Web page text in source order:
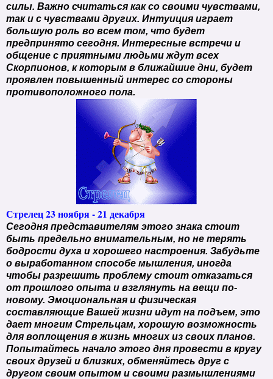
силы. Важно считаться как со своими чувствами,
так и с чувствами других. Интуиция играет
большую роль во всем том, что будет
предпринято сегодня. Интересные встречи и
общение с приятными людьми ждут всех
Скорпионов, к которым в ближайшие дни, будет
проявлен повышенный интерес со стороны
противоположного пола.
Стрелец 23 ноября - 21 декабря
Сегодня представителям этого знака стоит
быть предельно внимательным, но не терять
бодрости духа и хорошего настроения. Забудьте
о выработанном способе мышления, иногда
чтобы разрешить проблему стоит отказаться
от прошлого опыта и взглянуть на вещи по-
новому. Эмоциональная и физическая
составляющие Вашей жизни идут на подъем, это
дает многим Стрельцам, хорошую возможность
для воплощения в жизнь многих из своих планов.
Попытайтесь начало этого дня провести в кругу
своих друзей и близких, обменяйтесь друг с
другом своим опытом и своими размышлениями